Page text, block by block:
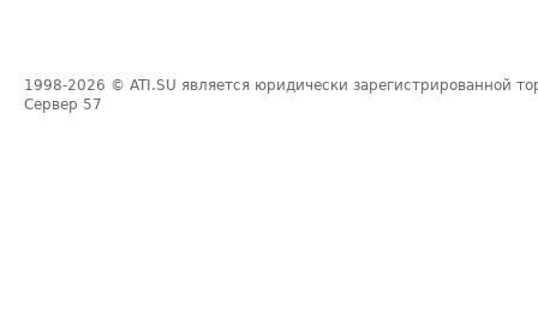
1998-2026 © ATI.SU является юридически зарегистрированной
Сервер 57